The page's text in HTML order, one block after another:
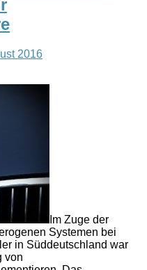
2016
Im Zuge der
Systemen bei
in Süddeutschland war
von